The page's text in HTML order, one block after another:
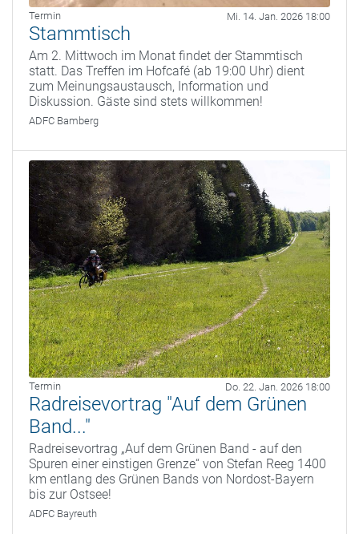
Termin Mi. 14. Jan. 2026 18:00
Stammtisch
Am 2. Mittwoch im Monat findet der Stammtisch
statt. Das Treffen im Hofcafé (ab 19:00 Uhr) dient
zum Meinungsaustausch, Information und
Diskussion. Gäste sind stets willkommen!
ADFC Bamberg
Termin Do. 22. Jan. 2026 18:00
Radreisevortrag "Auf dem Grünen
Band..."
Radreisevortrag „Auf dem Grünen Band - auf den
Spuren einer einstigen Grenze“ von Stefan Reeg 1400
km entlang des Grünen Bands von Nordost-Bayern
bis zur Ostsee!
ADFC Bayreuth